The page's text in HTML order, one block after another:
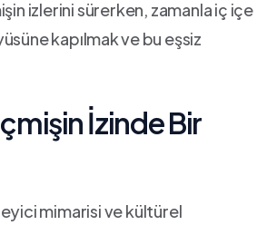
izlerini ​sürerken, zamanla iç içe
kapılmak⁤ ve ⁢bu eşsiz
İzinde ⁣Bir
mimarisi ve kültürel